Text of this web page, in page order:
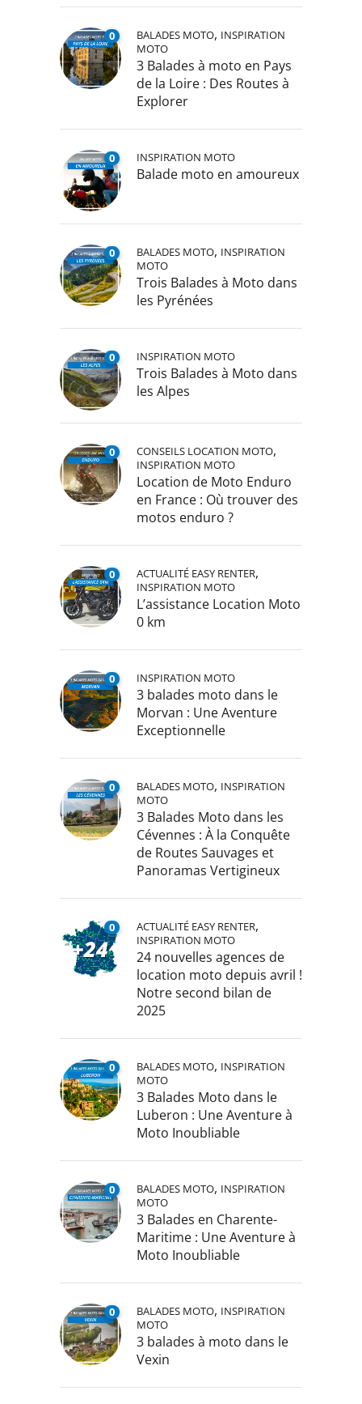
0 BALADES MOTO, INSPIRATION
MOTO
3 Balades à moto en Pays
de la Loire : Des Routes à
Explorer
0 INSPIRATION MOTO
Balade moto en amoureux
0 BALADES MOTO, INSPIRATION
MOTO
Trois Balades à Moto dans
les Pyrénées
0 INSPIRATION MOTO
Trois Balades à Moto dans
les Alpes
0 CONSEILS LOCATION MOTO,
INSPIRATION MOTO
Location de Moto Enduro
en France : Où trouver des
motos enduro ?
0 ACTUALITÉ EASY RENTER,
INSPIRATION MOTO
L’assistance Location Moto
0 km
0 INSPIRATION MOTO
3 balades moto dans le
Morvan : Une Aventure
Exceptionnelle
0 BALADES MOTO, INSPIRATION
MOTO
3 Balades Moto dans les
Cévennes : À la Conquête
de Routes Sauvages et
Panoramas Vertigineux
0 ACTUALITÉ EASY RENTER,
INSPIRATION MOTO
24 nouvelles agences de
location moto depuis avril !
Notre second bilan de
2025
0 BALADES MOTO, INSPIRATION
MOTO
3 Balades Moto dans le
Luberon : Une Aventure à
Moto Inoubliable
0 BALADES MOTO, INSPIRATION
MOTO
3 Balades en Charente-
Maritime : Une Aventure à
Moto Inoubliable
0 BALADES MOTO, INSPIRATION
MOTO
3 balades à moto dans le
Vexin